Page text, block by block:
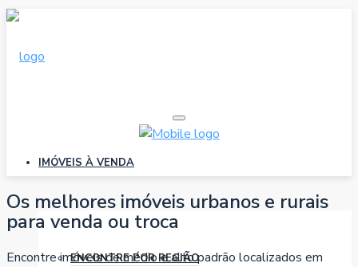
IMÓVEIS À VENDA
ENCONTRE POR REGIÃO
Os melhores imóveis urbanos e rurais
para venda ou troca
Encontre imóveis de médio e alto padrão localizados em